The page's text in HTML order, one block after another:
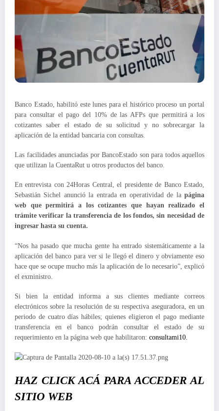
Banco Estado, habilitó este lunes para el histórico proceso un portal
para consultar el pago del 10% de las AFPs que permitirá a los
cotizantes saber el estado de su solicitud y no sobrecargar la
aplicación de la entidad bancaria con consultas.
Las facilidades anunciadas por BancoEstado son para todos aquellos
que utilizan la CuentaRut u otros productos del banco.
En entrevista con 24Horas Central, el presidente de Banco Estado,
Sebastián Sichel anunció la entrada en operatividad de lapágina
web que permitirá a los cotizantes que hayan realizado el
trámite verificar la transferencia de los fondos, sin necesidad de
ingresar hasta su cuenta.
“Nos ha pasado que mucha gente ha entrado sistemáticamente a la
aplicación del banco para ver si le llegó el dinero y obviamente eso
hace que se ocupe mucho más la aplicación de lo necesario”, explicó
el exministro.
Si bien la entidad informa a sus clientes mediante correos
electrónicos sobre la resolución de su respectiva aseguradora, en un
periodo de cuatro días hábiles; quienes eligieron el pago mediante
transferencia en el banco podrán consultar el estado de su
requerimiento en la página web que habilitaron: consultami10.
HAZ CLICK ACÁ PARA ACCEDER AL
SITIO WEB